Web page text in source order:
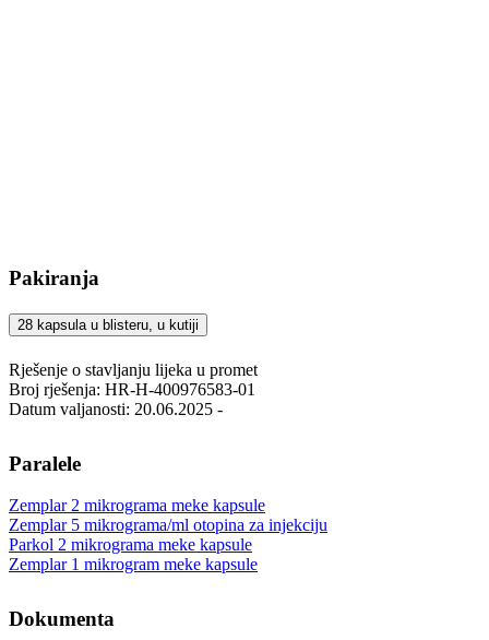
Pakiranja
28 kapsula u blisteru, u kutiji
Rješenje o stavljanju lijeka u promet
Broj rješenja: HR-H-400976583-01
Datum valjanosti: 20.06.2025 -
Paralele
Zemplar 2 mikrograma meke kapsule
Zemplar 5 mikrograma/ml otopina za injekciju
Parkol 2 mikrograma meke kapsule
Zemplar 1 mikrogram meke kapsule
Dokumenta